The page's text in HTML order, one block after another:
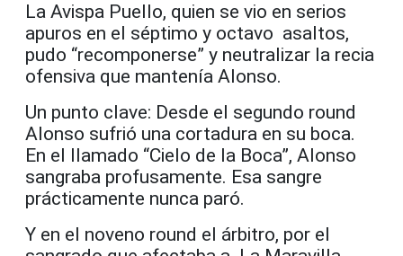
La Avispa Puello, quien se vio en serios
apuros en el séptimo y octavo asaltos,
pudo “recomponerse” y neutralizar la recia
ofensiva que mantenía Alonso.
Un punto clave: Desde el segundo round
Alonso sufrió una cortadura en su boca.
En el llamado “Cielo de la Boca”, Alonso
sangraba profusamente. Esa sangre
prácticamente nunca paró.
Y en el noveno round el árbitro, por el